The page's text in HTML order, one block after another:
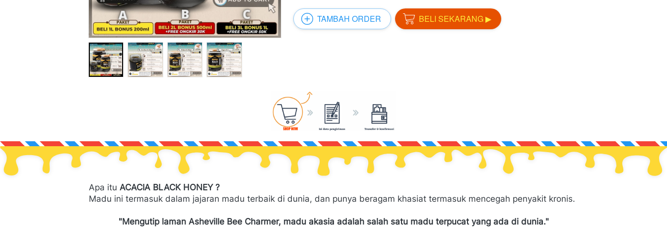
` TAMBAH ORDER ` BELI SEKARANG ▶
Apa itu ACACIA BLACK HONEY ?
Madu ini termasuk dalam jajaran madu terbaik di dunia, dan punya beragam khasiat termasuk mencegah penyakit kronis.
"Mengutip laman Asheville Bee Charmer, madu akasia adalah salah satu madu terpucat yang ada di dunia."